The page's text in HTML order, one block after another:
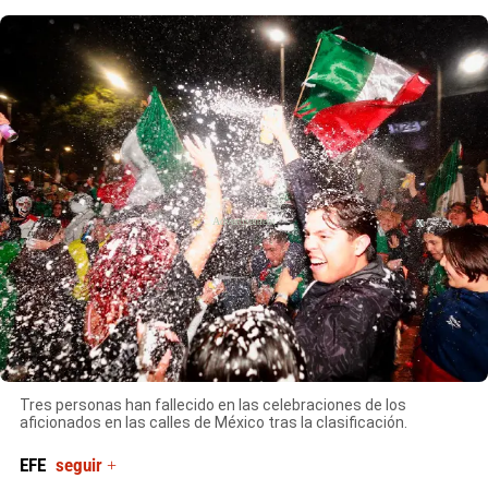
Tres personas han fallecido en las celebraciones de los
aficionados en las calles de México tras la clasificación.
X
EFE seguir +